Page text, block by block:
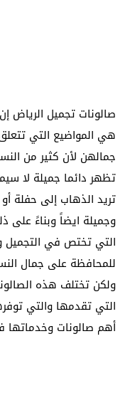
صالونات تجميل الرياض
هي المواضيع التي
جمالهن لأن كثير من
تظهر دائما جميلة لا
تريد الذهاب إلى حفلة
وجميلة ايضاً وبناءً على
التي تختص في التجميل
للمحافظة على جمال
ولكن تختلف هذه
التي تقدمها والتي
أهم صالونات وخدماتها